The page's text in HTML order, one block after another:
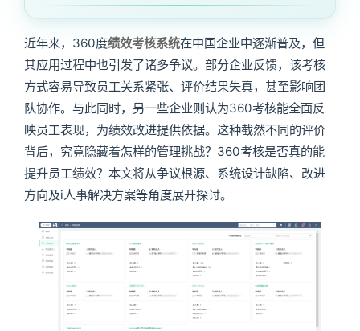
近年来，360度绩效考核系统在中国企业中逐渐普及，但
其应用过程中也引发了诸多争议。部分企业反馈，该考核
方式容易导致员工关系紧张、评价结果失真，甚至影响团
队协作。与此同时，另一些企业则认为360考核能全面反
映员工表现，为绩效改进提供依据。这种截然不同的评价
背后，究竟隐藏着怎样的管理挑战？360考核是否真的能
提升员工绩效？本文将从争议根源、系统设计缺陷、改进
方向及i人事解决方案等角度展开探讨。